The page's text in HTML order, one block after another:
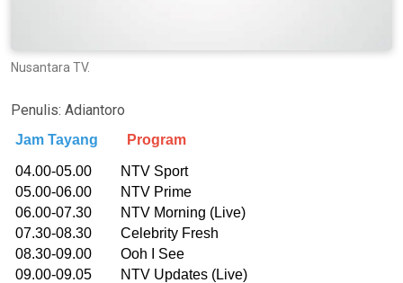
Nusantara TV.
Penulis: Adiantoro
Jam Tayang Program
04.00-05.00 NTV Sport
05.00-06.00 NTV Prime
06.00-07.30 NTV Morning (Live)
07.30-08.30 Celebrity Fresh
08.30-09.00 Ooh I See
09.00-09.05 NTV Updates (Live)